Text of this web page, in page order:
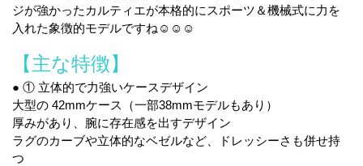
ジが強かったカルティエが本格的にスポーツ＆機械式に力を
入れた象徴的モデルですね☺☺☺
【主な特徴】
● ① 立体的で力強いケースデザイン
大型の 42mmケース（一部38mmモデルもあり）
厚みがあり、腕に存在感を出すデザイン
ラグのカーブや立体的なベゼルなど、ドレッシーさも併せ持
つ